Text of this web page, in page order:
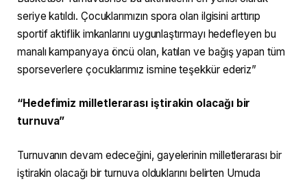
seriye katıldı. Çocuklarımızın spora olan ilgisini arttırıp
sportif aktiflik imkanlarını uygunlaştırmayı hedefleyen bu
manalı kampanyaya öncü olan, katılan ve bağış yapan tüm
sporseverlere çocuklarımız ismine teşekkür ederiz”
“Hedefimiz milletlerarası iştirakin olacağı bir
turnuva”
Turnuvanın devam edeceğini, gayelerinin milletlerarası bir
iştirakin olacağı bir turnuva olduklarını belirten Umuda